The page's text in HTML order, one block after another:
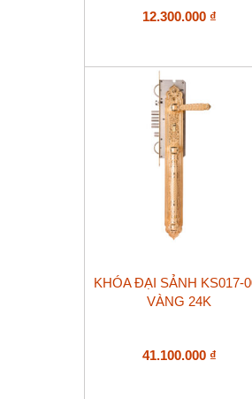
12.300.000 ₫
KHÓA ĐẠI SẢNH KS017-
VÀNG 24K
41.100.000 ₫